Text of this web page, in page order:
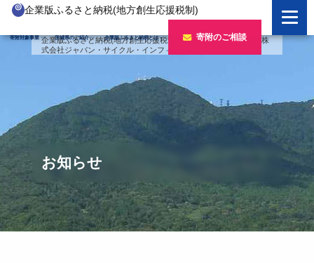
企業版ふるさと納税(地方創生応援税制)
寄附対象事業 茨城県のご紹介 企業版ふるさと納税とは 寄附のご相談
企業版ふるさと納税とは
制度の概要
企業版ふるさと納税(人材派遣型)
寄附をいただいた企業様
寄附対象事業のご紹介
新しい豊かさを推進する事業
新しい安心安全を推進する事業
新しい人財育成を推進する事業
新しい夢・希望を推進する事業
事業検索フォーム
茨城県のご紹介
茨城のポテンシャル
「新しい茨城」への4つのチャレンジ
寄附をいただいた企業様
令和7年度寄附企業一覧
令和6年度寄附企業一覧
令和5年度寄附企業一覧
企業版ふるさと納税(地方創生応援税制) >バナー>令和7年度
株
式会社ジャパン・サイクル・インフィニティ
お知らせ